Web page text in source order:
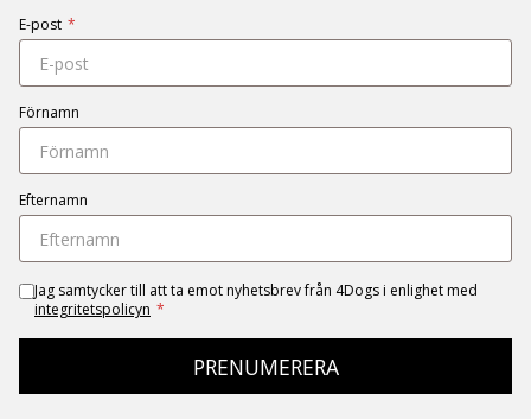
E-post *
Förnamn
Efternamn
Jag samtycker till att ta emot nyhetsbrev från 4Dogs i enlighet med
integritetspolicyn *
PRENUMERERA